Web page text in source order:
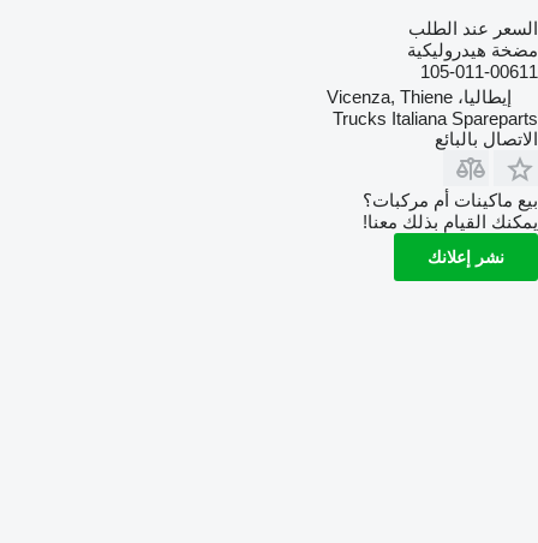
السعر عند الطلب
مضخة هيدروليكية
105-011-00611
إيطاليا، Vicenza, Thiene
Trucks Italiana Spareparts
الاتصال بالبائع
بيع ماكينات أم مركبات؟
يمكنك القيام بذلك معنا!
نشر إعلانك